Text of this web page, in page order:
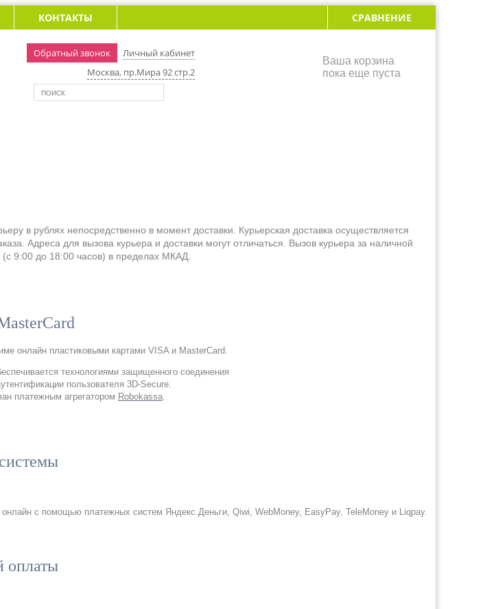
КОНТАКТЫ СРАВНЕНИЕ
Обратный звонок
Личный кабинет
Москва, пр.Мира 92 стр.2
Ваша корзина
пока еще пуста
в рублях непосредственно в момент доставки. Курьерская доставка осуществляется
Адреса для вызова курьера и доставки могут отличаться. Вызов курьера за наличной
9:00 до 18:00 часов) в пределах МКАД.
онлайн пластиковыми картами VISA и MasterCard.
технологиями защищенного соединения
пользователя 3D-Secure.
платежным агрегатором Robokassa
с помощью платежных систем Яндекс.Деньги, Qiwi, WebMoney, EasyPay, TeleMoney и Liqpay.
оплаты